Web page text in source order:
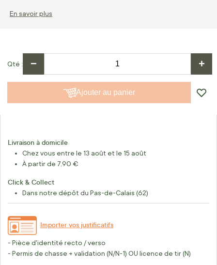
En savoir plus
Qté − +
Ajouter au panier
Livraison à domicile
Chez vous entre le 13 août et le 15 août
À partir de 7,90 €
Click & Collect
Dans notre dépôt du Pas-de-Calais (62)
Importer vos justificatifs
- Pièce d'identité recto / verso
- Permis de chasse + validation (N/N-1) OU licence de tir (N)